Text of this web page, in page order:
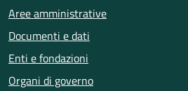
Aree amministrative
Documenti e dati
Enti e fondazioni
Organi di governo